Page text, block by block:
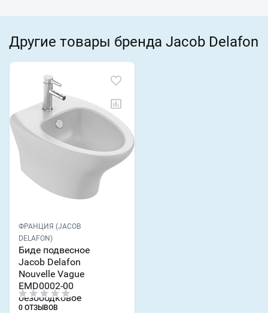
Другие товары бренда Jacob Delafon
ФРАНЦИЯ (JACOB
DELAFON)
Биде подвесное
Jacob Delafon
Nouvelle Vague
EMD0002-00
безободковое
0 ОТЗЫВОВ